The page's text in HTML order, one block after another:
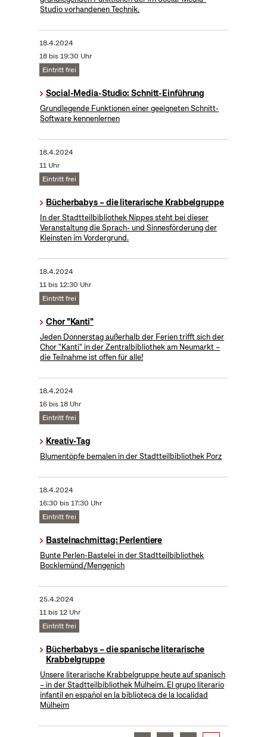
Studio vorhandenen Technik.
18.4.2024
18 bis 19:30 Uhr
Eintritt frei
Social-Media-Studio: Schnitt-Einführung
Grundlegende Funktionen einer geeigneten Schnitt-
Software kennenlernen
18.4.2024
11 Uhr
Eintritt frei
Bücherbabys – die literarische Krabbelgruppe
In der Stadtteilbibliothek Nippes steht bei dieser
Veranstaltung die Sprach- und Sinnesförderung der
Kleinsten im Vordergrund.
18.4.2024
11 bis 12:30 Uhr
Eintritt frei
Chor "Kanti"
Jeden Donnerstag außerhalb der Ferien trifft sich der
Chor "Kanti" in der Zentralbibliothek am Neumarkt –
die Teilnahme ist offen für alle!
18.4.2024
16 bis 18 Uhr
Eintritt frei
Kreativ-Tag
Blumentöpfe bemalen in der Stadtteilbibliothek Porz
18.4.2024
16:30 bis 17:30 Uhr
Eintritt frei
Bastelnachmittag: Perlentiere
Bunte Perlen-Bastelei in der Stadtteilbibliothek
Bocklemünd/Mengenich
25.4.2024
11 bis 12 Uhr
Eintritt frei
Bücherbabys – die spanische literarische
Krabbelgruppe
Unsere literarische Krabbelgruppe heute auf spanisch
– in der Stadtteilbibliothek Mülheim. El grupo literario
infantil en español en la biblioteca de la localidad
Mülheim